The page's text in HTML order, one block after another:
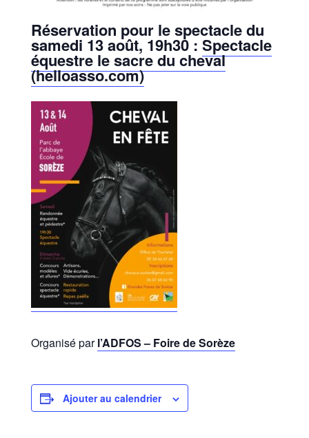
Réservation pour le spectacle du
samedi 13 août, 19h30 : Spectacle
équestre le sacre du cheval
(helloasso.com)
Organisé parl’ADFOS – Foire de Sorèze
Ajouter au calendrier